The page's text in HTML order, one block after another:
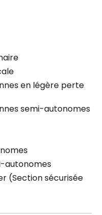
en légère perte
semi-autonomes
autonomes
(Section sécurisée